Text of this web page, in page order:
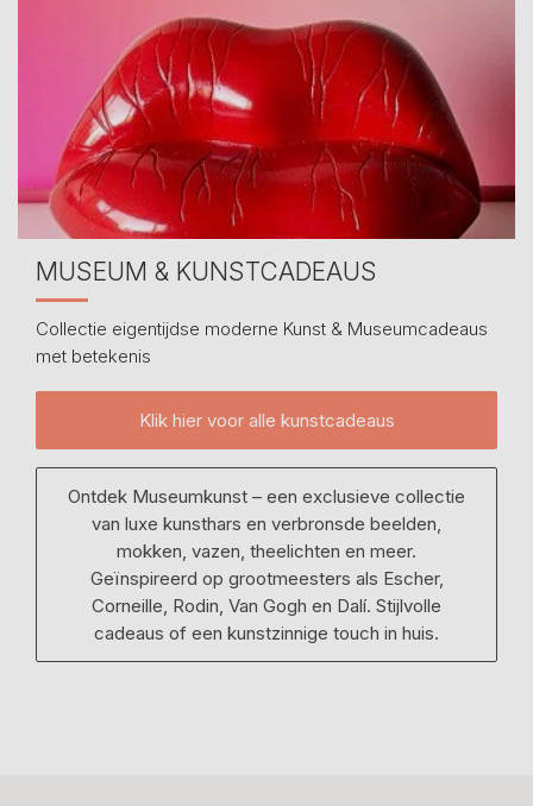
MUSEUM & KUNSTCADEAUS
Collectie eigentijdse moderne Kunst & Museumcadeaus
met betekenis
Klik hier voor alle kunstcadeaus
Ontdek Museumkunst – een exclusieve collectie
van luxe kunsthars en verbronsde beelden,
mokken, vazen, theelichten en meer.
Geïnspireerd op grootmeesters als Escher,
Corneille, Rodin, Van Gogh en Dalí. Stijlvolle
cadeaus of een kunstzinnige touch in huis.